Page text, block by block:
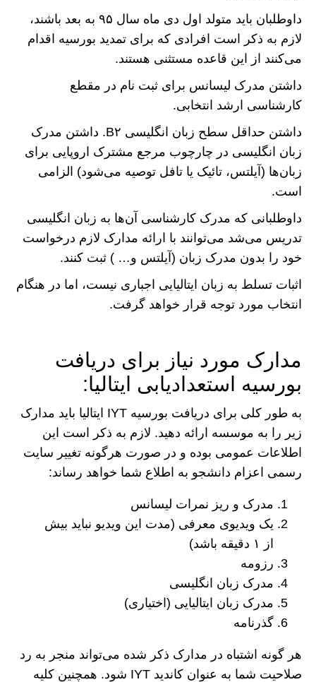
داوطلبان باید متولد اول دی ماه سال ۹۵ به بعد باشند،
لازم به ذکر است افرادی که برای تمدید بورسیه اقدام
می‌کنند از این قاعده مستثنی هستند.
داشتن مدرک لیسانس برای ثبت نام در مقطع
کارشناسی ارشد انتخابی.
داشتن حداقل سطح زبان انگلیسی B۲. داشتن مدرک
زبان انگلیسی در چارچوب مرجع مشترک اروپایی برای
زبان‌ها (آیلتس، تائیک یا تافل توصیه می‌شود) الزامی
است.
داوطلبانی که مدرک کارشناسی آن‌ها به زبان انگلیسی
تدریس می‌شد می‌توانند با ارائه مدارک لازم درخواست
خود را بدون مدرک زبان (آیلتس و… ) ثبت کنند.
اثبات تسلط به زبان ایتالیایی اجباری نیست، اما در هنگام
انتخاب مورد توجه قرار خواهد گرفت.
مدارک مورد نیاز برای دریافت
بورسیه استعدادیابی ایتالیا:
به طور کلی برای دریافت بورسیه IYT ایتالیا باید مدارک
زیر را به موسسه ارائه دهید. لازم به ذکر است این
اطلاعات عمومی بوده و در صورت هرگونه تغییر سایت
رسمی اعزام دانشجو به اطلاع شما خواهد رساند:
مدرک و ریز نمرات لیسانس
یک ویدیوی معرفی (مدت این ویدیو نباید بیش
از ۱ دقیقه باشد)
رزومه
مدرک زبان انگلیسی
مدرک زبان ایتالیایی (اختیاری)
گذرنامه
هر گونه اشتباه در مدارک ذکر شده می‌تواند منجر به رد
صلاحیت شما به عنوان کاندید IYT شود. همچنین کلیه